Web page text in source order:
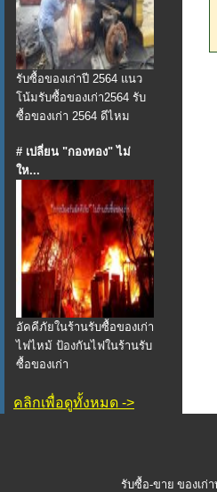
รับซื้อของเก่าปี 2564 แนว
โน้มรับซื้อของเก่า2564 รับ
ซื้อของเก่า 2564 ดีไหม
# เปลี่ยน "กองทอง" ไม่
ให...
อัคคีภัยในร้านรับซื้อของเก่า
ไฟไหม้ ป้องกันไฟในร้านรับ
ซื้อของเก่า
คลิกเพื่อดูทั้งหมด ->
รับซื้อ-ขาย ของเก่